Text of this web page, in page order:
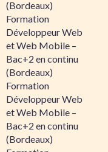
(Bordeaux)
Formation
Développeur Web
et Web Mobile –
Bac+2 en continu
(Bordeaux)
Formation
Développeur Web
et Web Mobile –
Bac+2 en continu
(Bordeaux)